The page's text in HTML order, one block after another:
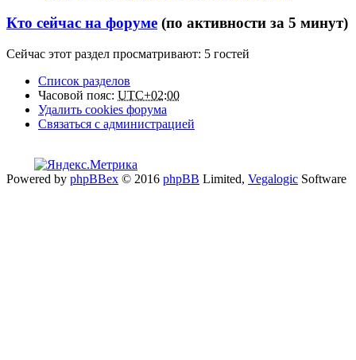
Кто сейчас на форуме (по активности за 5 минут)
Сейчас этот раздел просматривают: 5 гостей
Список разделов
Часовой пояс: UTC+02:00
Удалить cookies форума
Связаться с администрацией
Powered by phpBBex © 2016 phpBB Limited, Vegalogic Software